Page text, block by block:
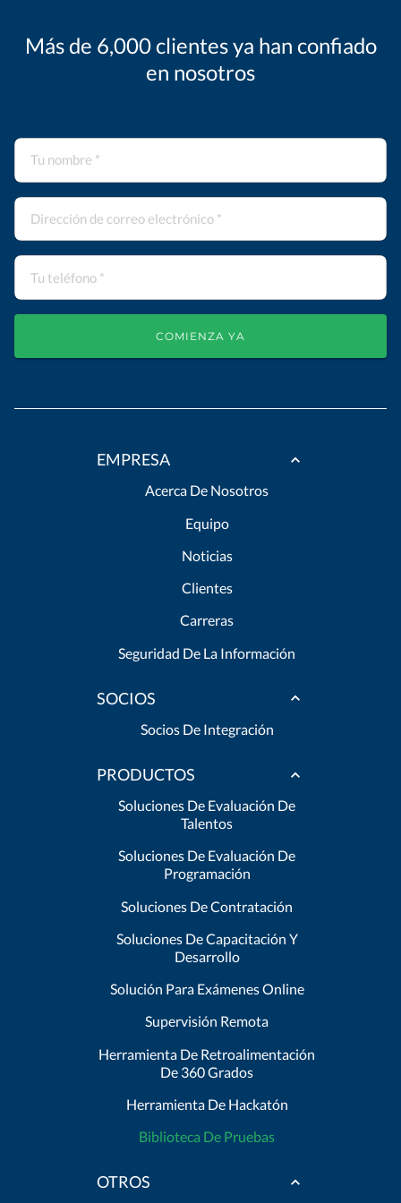
Más de 6,000 clientes ya han confiado
en nosotros
COMIENZA YA
EMPRESA
Acerca De Nosotros
Equipo
Noticias
Clientes
Carreras
Seguridad De La Información
SOCIOS
Socios De Integración
PRODUCTOS
Soluciones De Evaluación De
Talentos
Soluciones De Evaluación De
Programación
Soluciones De Contratación
Soluciones De Capacitación Y
Desarrollo
Solución Para Exámenes Online
Supervisión Remota
Herramienta De Retroalimentación
De 360 Grados
Herramienta De Hackatón
Biblioteca De Pruebas
OTROS